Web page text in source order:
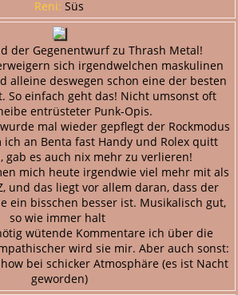
Reni: Süs
der Gegenentwurf zu Thrash Metal!
sich irgendwelchen maskulinen
alleine deswegen schon eine der besten
So einfach geht das! Nicht umsonst oft
entrüsteter Punk-Opis.
mal wieder gepflegt der Rockmodus
an Benta fast Handy und Rolex quitt
gab es auch nix mehr zu verlieren!
mich heute irgendwie viel mehr mit als
und das liegt vor allem daran, dass der
ein bisschen besser ist. Musikalisch gut,
so wie immer halt
wütende Kommentare ich über die
wird sie mir. Aber auch sonst:
bei schicker Atmosphäre (es ist Nacht
geworden)